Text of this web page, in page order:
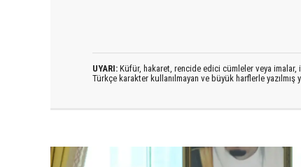
UYARI: Küfür, hakaret, rencide edici cümleler veya imalar,
Türkçe karakter kullanılmayan ve büyük harflerle yazılmış